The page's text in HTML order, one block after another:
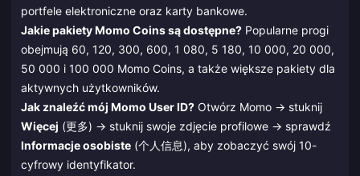
portfele elektroniczne oraz karty bankowe.
Jakie pakiety Momo Coins są dostępne? Popularne progi
obejmują 60, 120, 300, 600, 1 080, 5 180, 10 000, 20 000,
50 000 i 100 000 Momo Coins, a także większe pakiety dla
aktywnych użytkowników.
Jak znaleźć mój Momo User ID? Otwórz Momo → stuknij
Więcej (更多) → stuknij swoje zdjęcie profilowe → sprawdź
Informacje osobiste (个人信息), aby zobaczyć swój 10-
cyfrowy identyfikator.